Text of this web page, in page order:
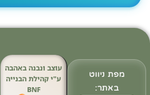
מפת ניווט
באתר:
עוצב ונבנה באהבה
ע"י קהילת הבנייה
BNF